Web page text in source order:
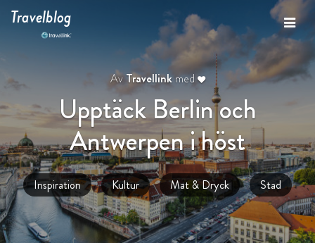
Travelblog
AvTravellinkmed
Upptäck Berlin och
Antwerpen i höst
Inspiration Kultur Mat & Dryck Stad